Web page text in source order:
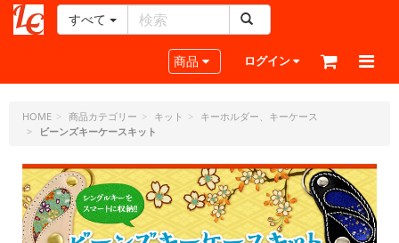
ー
ラ
フ
ド
ッ
ト・
ジ
すべて
Toggle navigation
商品 ログイン
HOME 商品カテゴリー キット
キーホルダー、キーケース
ビーンズキーケースキット